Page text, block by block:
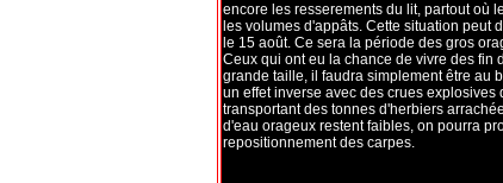
encore les resserements du lit, partout où
les volumes d'appâts. Cette situation
le 15 août. Ce sera la période des gros
Ceux qui ont eu la chance de vivre des fin
grande taille, il faudra simplement être au
un effet inverse avec des crues
transportant des tonnes d'herbiers
d'eau orageux restent faibles, on pourra
repositionnement des carpes.